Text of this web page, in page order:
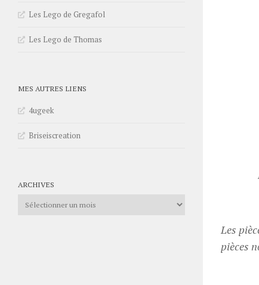
Les
pièces
Les Lego de Gregafol
Les Lego de Thomas
MES AUTRES LIENS
4ugeek
Briseiscreation
ARCHIVES
Archives